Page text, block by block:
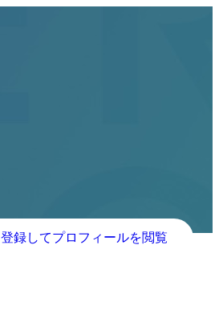
登録してプロフィールを閲覧